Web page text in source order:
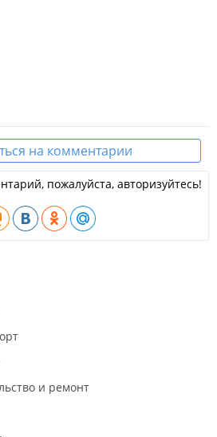
на комментарии
пожалуйста, авторизуйтесь!
и ремонт